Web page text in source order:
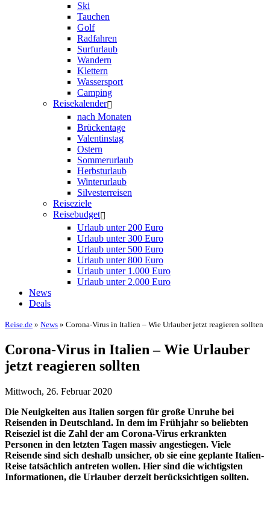
Ski
Tauchen
Golf
Radfahren
Surfurlaub
Wandern
Klettern
Wassersport
Camping
Reisekalender
nach Monaten
Brückentage
Valentinstag
Ostern
Sommerurlaub
Herbsturlaub
Winterurlaub
Silvesterreisen
Reiseziele
Reisebudget
Urlaub unter 200 Euro
Urlaub unter 300 Euro
Urlaub unter 500 Euro
Urlaub unter 800 Euro
Urlaub unter 1.000 Euro
Urlaub unter 2.000 Euro
News
Deals
Reise.de » News » Corona-Virus in Italien – Wie Urlauber jetzt reagieren sollten
Corona-Virus in Italien – Wie Urlauber
jetzt reagieren sollten
Mittwoch, 26. Februar 2020
Die Neuigkeiten aus Italien sorgen für große Unruhe bei
Reisenden in Deutschland. In dem im Frühjahr so beliebten
Reiseziel ist die Zahl der am Corona-Virus erkrankten
Personen in den letzten Tagen massiv angestiegen. Viele
Reisende sind sich deshalb unsicher, ob sie eine geplante Italien-
Reise tatsächlich antreten wollen. Hier sind die wichtigsten
Informationen, die Urlauber derzeit berücksichtigen sollten.